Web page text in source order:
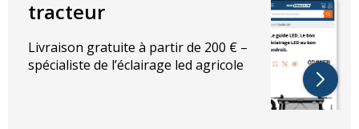
tracteur
Livraison gratuite à partir de 200 € –
spécialiste de l’éclairage led agricole